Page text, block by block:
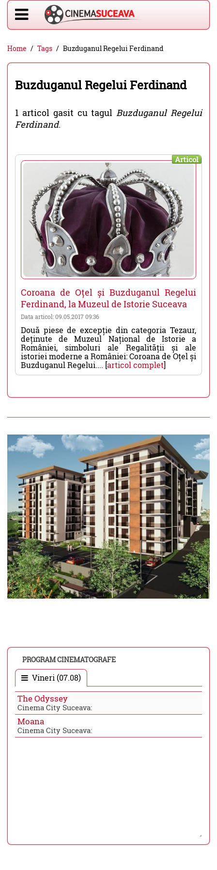
Home Tags Buzduganul Regelui Ferdinand
Buzduganul Regelui Ferdinand
1 articol gasit cu tagulBuzduganul Regelui
Ferdinand.
Articol
Coroana de Oțel și Buzduganul Regelui
Ferdinand, la Muzeul de Istorie Suceava
Data articol: 09.05.2017 09:36
Două piese de excepție din categoria Tezaur,
deținute de Muzeul Național de Istorie a
României, simboluri ale Regalității și ale
istoriei moderne a României: Coroana de Oțel și
Buzduganul Regelui.... [articol complet]
PROGRAM CINEMATOGRAFE
Vineri (07.08)
The Odyssey
Cinema City Suceava:
Moana
Cinema City Suceava: